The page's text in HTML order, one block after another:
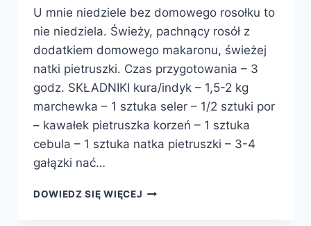
U mnie niedziele bez domowego rosołku to
nie niedziela. Świeży, pachnący rosół z
dodatkiem domowego makaronu, świeżej
natki pietruszki. Czas przygotowania – 3
godz. SKŁADNIKI kura/indyk – 1,5-2 kg
marchewka – 1 sztuka seler – 1/2 sztuki por
– kawałek pietruszka korzeń – 1 sztuka
cebula – 1 sztuka natka pietruszki – 3-4
gałązki nać…
DOWIEDZ SIĘ WIĘCEJ ROSÓŁ